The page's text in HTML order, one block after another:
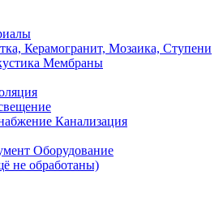
Керамогранит, Мозаика, Ступени
Мембраны
Канализация
Оборудование
не обработаны)